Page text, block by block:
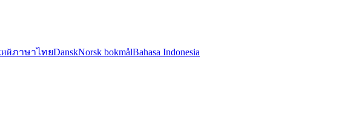
ภาษาไทยDanskNorsk bokmålBahasa Indonesia